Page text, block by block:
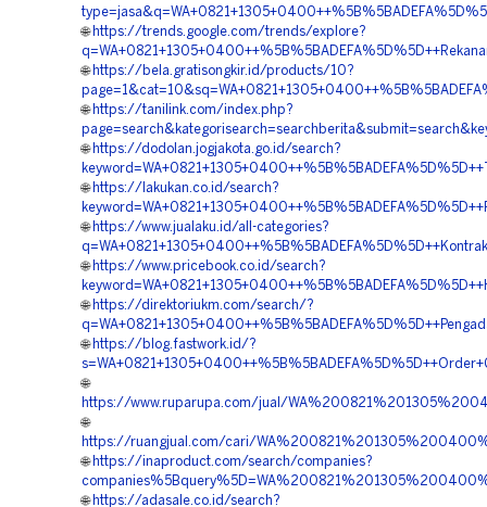
🌐 https://trends.google.com/trends/explore?
🌐 https://bela.gratisongkir.id/products/10?
🌐 https://tanilink.com/index.php?
🌐 https://dodolan.jogjakota.go.id/search?
🌐 https://lakukan.co.id/search?
🌐 https://www.jualaku.id/all-categories?
🌐 https://www.pricebook.co.id/search?
🌐 https://direktoriukm.com/search/?
🌐 https://blog.fastwork.id/?
🌐
https://www.ruparupa.com/jual/
🌐
https://ruangjual.com/cari/
🌐 https://inaproduct.com/search/companies?
🌐 https://adasale.co.id/search?